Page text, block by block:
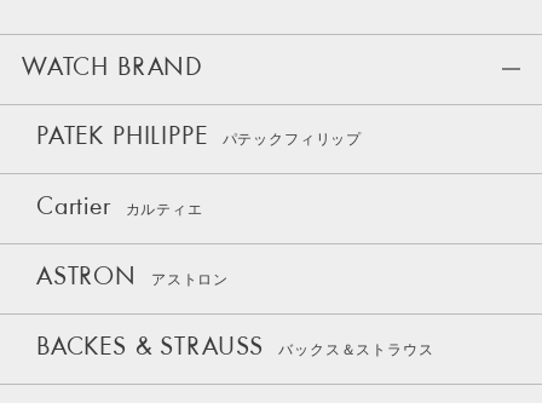
WATCH BRAND
PATEK PHILIPPE パテックフィリップ
Cartier カルティエ
ASTRON アストロン
BACKES & STRAUSS バックス＆ストラウス